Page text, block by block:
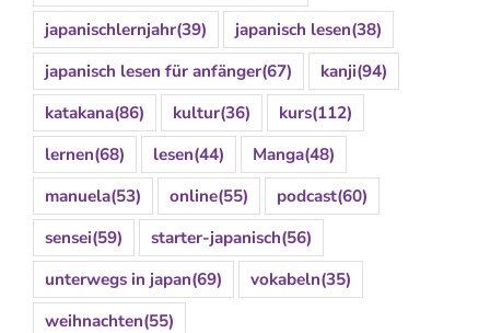
japanischlernjahr(39) japanisch lesen(38)
japanisch lesen für anfänger(67) kanji(94)
katakana(86) kultur(36) kurs(112)
lernen(68) lesen(44) Manga(48)
manuela(53) online(55) podcast(60)
sensei(59) starter-japanisch(56)
unterwegs in japan(69) vokabeln(35)
weihnachten(55)